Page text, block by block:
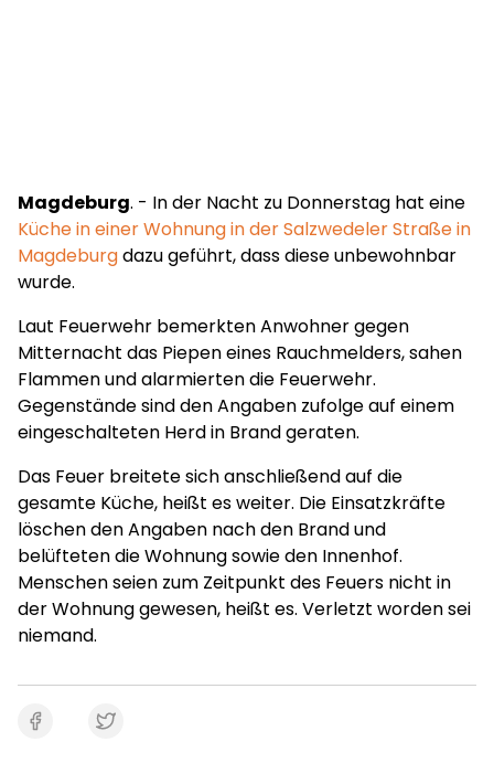
Magdeburg. - In der Nacht zu Donnerstag hat eine
Küche in einer Wohnung in der Salzwedeler Straße in
Magdeburgdazu geführt, dass diese unbewohnbar
wurde.
Laut Feuerwehr bemerkten Anwohner gegen
Mitternacht das Piepen eines Rauchmelders, sahen
Flammen und alarmierten die Feuerwehr.
Gegenstände sind den Angaben zufolge auf einem
eingeschalteten Herd in Brand geraten.
Das Feuer breitete sich anschließend auf die
gesamte Küche, heißt es weiter. Die Einsatzkräfte
löschen den Angaben nach den Brand und
belüfteten die Wohnung sowie den Innenhof.
Menschen seien zum Zeitpunkt des Feuers nicht in
der Wohnung gewesen, heißt es. Verletzt worden sei
niemand.